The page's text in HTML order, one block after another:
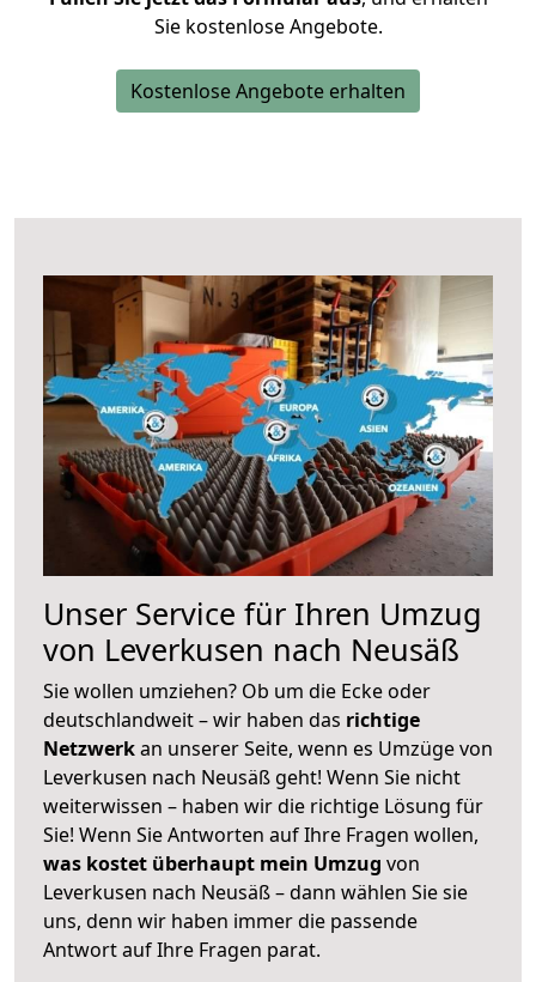
Sie kostenlose Angebote.
Kostenlose Angebote erhalten
Unser Service für Ihren Umzug
von Leverkusen nach Neusäß
Sie wollen umziehen? Ob um die Ecke oder
deutschlandweit – wir haben das richtige
Netzwerkan unserer Seite, wenn es Umzüge von
Leverkusen nach Neusäß geht! Wenn Sie nicht
weiterwissen – haben wir die richtige Lösung für
Sie! Wenn Sie Antworten auf Ihre Fragen wollen,
was kostet überhaupt mein Umzug von
Leverkusen nach Neusäß – dann wählen Sie sie
uns, denn wir haben immer die passende
Antwort auf Ihre Fragen parat.